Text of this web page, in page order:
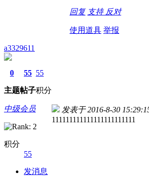
回复 支持 反对
使用道具 举报
a3329611
0
主题
55
帖子
55
积分
中级会员
积分
55
发消息
发表于 2016-8-30
111111111111111111111111